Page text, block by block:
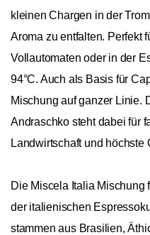
kleinen Chargen in der
Aroma zu entfalten. Perfekt
Vollautomaten oder in der
94°C. Auch als Basis für
Mischung auf ganzer Linie.
Andraschko steht dabei für
Landwirtschaft und höchste
Die Miscela Italia Mischung
der italienischen
stammen aus Brasilien,